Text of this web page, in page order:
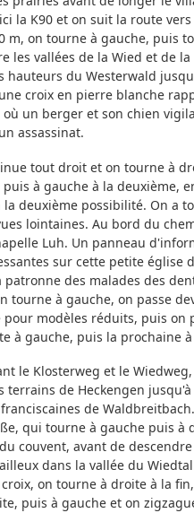
la K90 et on suit la route
m, on tourne à gauche, puis
les vallées de la Wied et de la
hauteurs du Westerwald
croix en pierre blanche
un berger et son chien
assassinat.
tout droit et on tourne à
à gauche à la deuxième,
la deuxième possibilité. On a
lointaines. Au bord du
Luh. Un panneau
sur cette petite église
patronne des malades des
tourne à gauche, on passe
pour modèles réduits, puis on
à gauche, puis la prochaine
le Klosterweg et le
terrains de Heckengen
de
qui tourne à gauche puis à
couvent, avant de
dans la vallée du
on tourne à droite à la
puis à gauche et on